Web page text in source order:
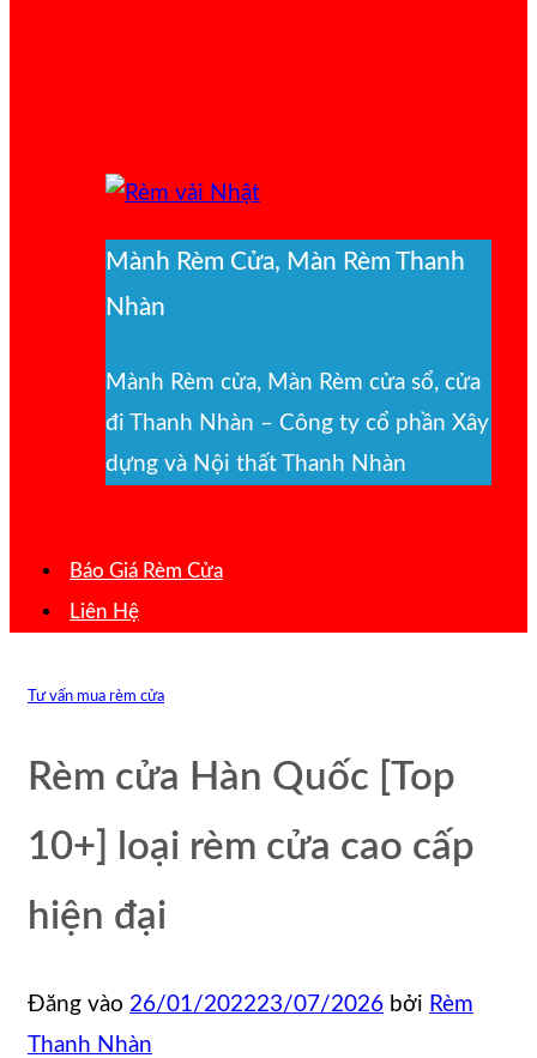
Mành Rèm Cửa, Màn Rèm Thanh
Nhàn
Mành Rèm cửa, Màn Rèm cửa sổ, cửa
đi Thanh Nhàn – Công ty cổ phần Xây
dựng và Nội thất Thanh Nhàn
Báo Giá Rèm Cửa
Liên Hệ
Tư vấn mua rèm cửa
Rèm cửa Hàn Quốc [Top
10+] loại rèm cửa cao cấp
hiện đại
Đăng vào 26/01/202223/07/2026 bởi Rèm
Thanh Nhàn